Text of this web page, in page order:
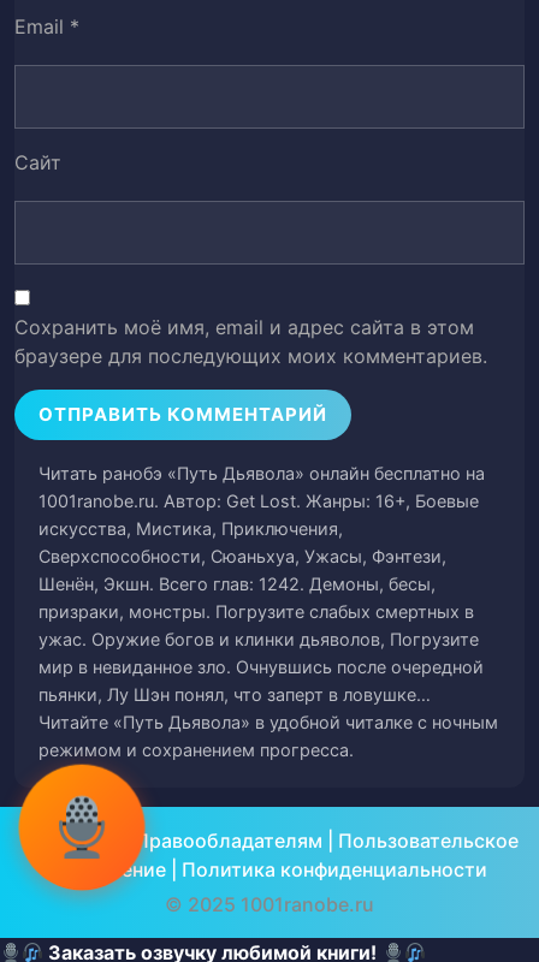
56
59 Глава 58. Поместье Сун (часть 2)
60 Глава 59. Поместье Сун (часть 3)
61 Глава 60. Поместье Сун (часть 4)
63 Глава 62. Поместье Сун (часть 6)
64 Глава 63. Поместье Сун (часть 7)
65 Глава 64. Поместье Сун (часть 8)
66 Глава 65. Аномалия (часть 1)
67 Глава 66. Аномалия (часть 2)
Глава 67. Выбор (часть 1)
Глава 68. Выбор (часть 2)
70 Глава 69. Объединение (часть 1)
Глава 70. Объединение (часть 2)
Email *
Сайт
Сохранить моё имя, email и адрес сайта в этом
браузере для последующих моих комментариев.
Читать ранобэ «Путь Дьявола» онлайн бесплатно на
1001ranobe.ru. Автор: Get Lost. Жанры: 16+, Боевые
искусства, Мистика, Приключения,
Сверхспособности, Сюаньхуа, Ужасы, Фэнтези,
Шенён, Экшн. Всего глав: 1242. Демоны, бесы,
призраки, монстры. Погрузите слабых смертных в
ужас. Оружие богов и клинки дьяволов, Погрузите
мир в невиданное зло. Очнувшись после очередной
пьянки, Лу Шэн понял, что заперт в ловушке…
Читайте «Путь Дьявола» в удобной читалке с ночным
режимом и сохранением прогресса.
О проекте Правообладателям
Пользовательское
соглашение| Политика конфиденциальности
© 2025 1001ranobe.ru
Заказать озвучку любимой книги!